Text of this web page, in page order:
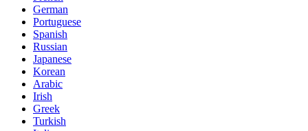
German
Portuguese
Spanish
Russian
Japanese
Korean
Arabic
Irish
Greek
Turkish